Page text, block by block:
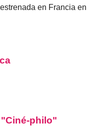
en Francia en
philo"